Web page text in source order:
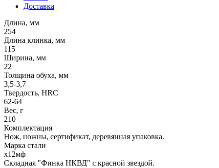
Доставка
Длина, мм
254
Длина клинка, мм
115
Ширина, мм
22
Толщина обуха, мм
3,5-3,7
Твердость, HRC
62-64
Вес, г
210
Комплектация
Нож, ножны, сертификат, деревянная упаковка.
Марка стали
х12мф
Складная "Финка НКВД" с красной звездой.